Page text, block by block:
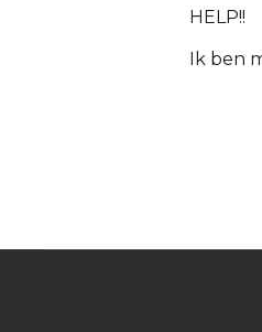
HELP!!
Ik ben